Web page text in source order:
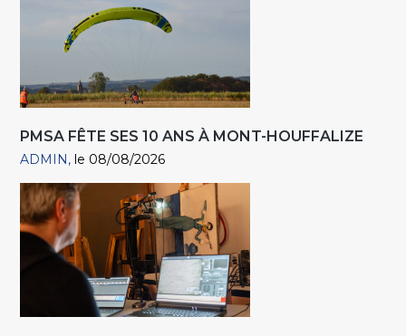
PMSA FÊTE SES 10 ANS À MONT-HOUFFALIZE
ADMIN le 08/08/2026